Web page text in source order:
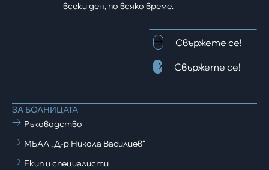
всеки ден, по всяко време.
Свържете се!
Свържете се!
ЗА БОЛНИЦАТА
Ръководство
МБАЛ „Д-р Никола Василиев“
Екип и специалисти